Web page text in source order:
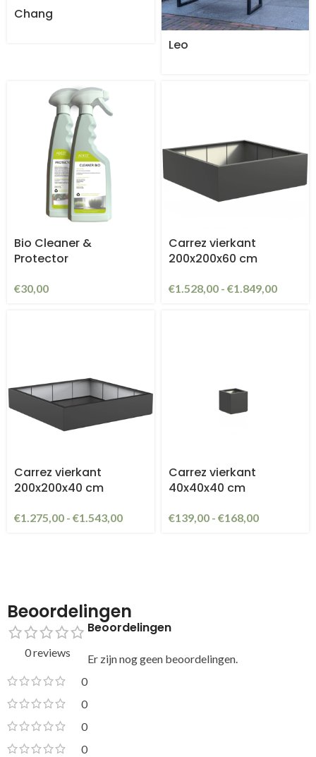
Chang
Leo
Bio Cleaner &
Protector
€30,00
Carrez vierkant
200x200x60 cm
€1.528,00 - €1.849,00
Carrez vierkant
200x200x40 cm
€1.275,00 - €1.543,00
Carrez vierkant
40x40x40 cm
€139,00 - €168,00
Beoordelingen
0 reviews
0
0
0
0
Beoordelingen
Er zijn nog geen beoordelingen.